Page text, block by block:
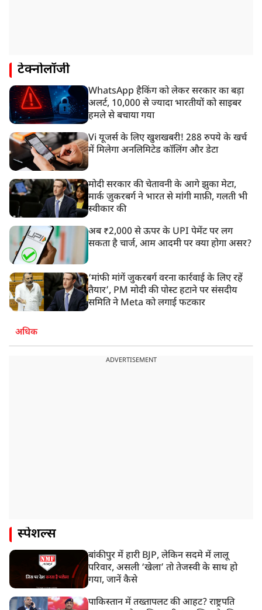
टेक्नोलॉजी
WhatsApp हैकिंग को लेकर सरकार का बड़ा
अलर्ट, 10,000 से ज्यादा भारतीयों को साइबर
हमले से बचाया गया
Vi यूजर्स के लिए खुशखबरी! 288 रुपये के खर्च
में मिलेगा अनलिमिटेड कॉलिंग और डेटा
मोदी सरकार की चेतावनी के आगे झुका मेटा,
मार्क ज़ुकरबर्ग ने भारत से मांगी माफ़ी, गलती भी
स्वीकार की
अब ₹2,000 से ऊपर के UPI पेमेंट पर लग
सकता है चार्ज, आम आदमी पर क्या होगा असर?
‘मांफी मांगें जुकरबर्ग वरना कार्रवाई के लिए रहें
तैयार’, PM मोदी की पोस्ट हटाने पर संसदीय
समिति ने Meta को लगाई फटकार
अधिक
ADVERTISEMENT
स्पेशल्स
बांकीपुर में हारी BJP, लेकिन सदमे में लालू
परिवार, असली ‘खेला’ तो तेजस्वी के साथ हो
गया, जानें कैसे
पाकिस्तान में तख्तापलट की आहट? राष्ट्रपति